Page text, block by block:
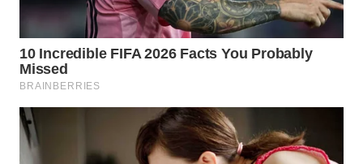
LABUHANBATU
WN
TAPANULI
WN DELI